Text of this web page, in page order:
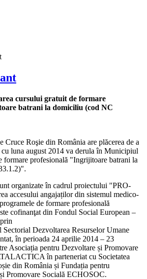
cursului gratuit de formare
batrani la domiciliu (cod NC
Cruce Roşie din România are plăcerea de a
cu luna august 2014 va derula în Municipiul
formare profesională "Ingrijitoare batrani la
organizate în cadrul proiectului "PRO-
accesului angajaților din sistemul medico-
de formare profesională
cofinanţat din Fondul Social European –
Dezvoltarea Resurselor Umane
în perioada 24 aprilie 2014 – 23
Asociația pentru Dezvoltare și Promovare
în parteneriat cu Societatea
din România și Fundația pentru
Promovare Socială ECHOSOC.